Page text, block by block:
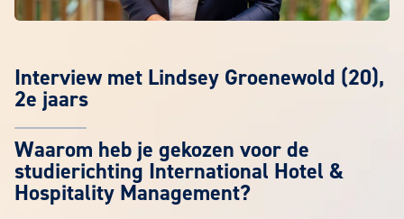
Interview met Lindsey Groenewold (20),
2e jaars
Waarom heb je gekozen voor de
studierichting International Hotel &
Hospitality Management?